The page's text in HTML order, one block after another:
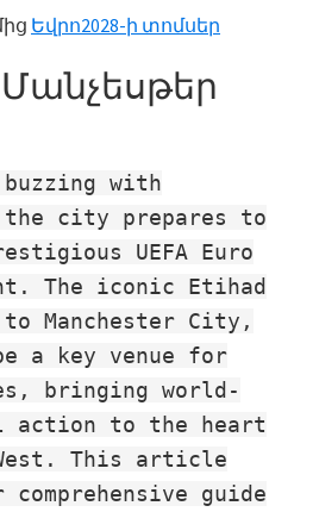
Եվրո2028-ի տոմսեր
Մանչեսթեր
with
the city prepares to
UEFA Euro
The iconic Etihad
to Manchester City,
a key venue for
bringing world-
action to the heart
This article
guide